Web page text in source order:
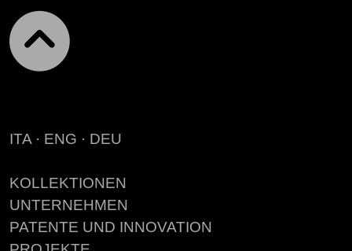
ITA · ENG · DEU
KOLLEKTIONEN
UNTERNEHMEN
PATENTE UND INNOVATION